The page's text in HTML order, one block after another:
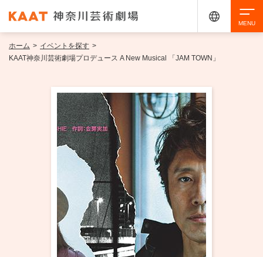
イベントを探す
・ イベント一覧
・ イベントカレンダー
ご来場案内
・ 館内サービス・アクセシビリティ
施設を借りる
アクセシビリティ チケット購入 交通案内
ホーム > イベントを探す >
KAAT神奈川芸術劇場プロデュース A New Musical 「JAM TOWN」